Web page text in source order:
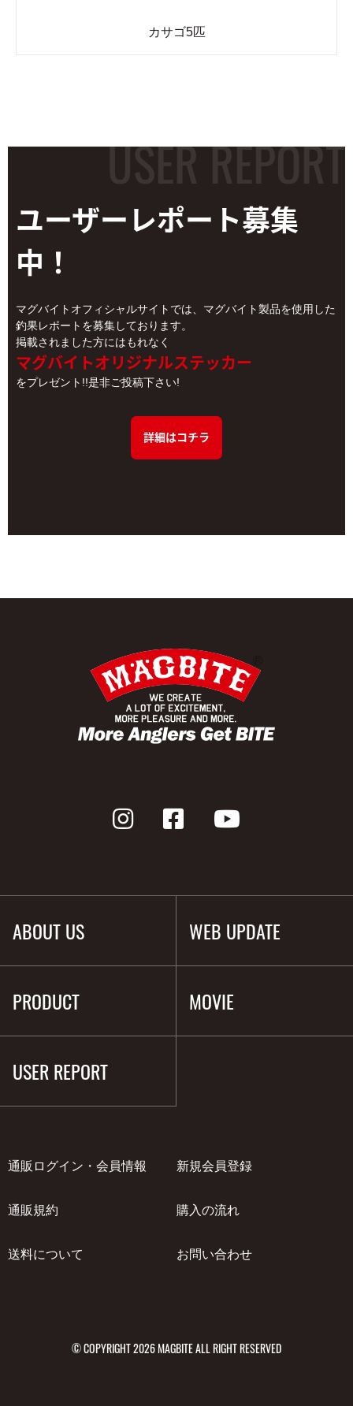
カサゴ5匹
ユーザーレポート募集
中！
マグバイトオフィシャルサイトでは、マグバイト製品を使用した
釣果レポートを募集しております。
掲載されました方にはもれなく
マグバイトオリジナルステッカー
をプレゼント!!是非ご投稿下さい!
詳細はコチラ
ABOUT US WEB UPDATE
PRODUCT MOVIE
USER REPORT
通販ログイン・会員情報 新規会員登録
通販規約 購入の流れ
送料について お問い合わせ
© COPYRIGHT 2026 MAGBITE ALL RIGHT RESERVED